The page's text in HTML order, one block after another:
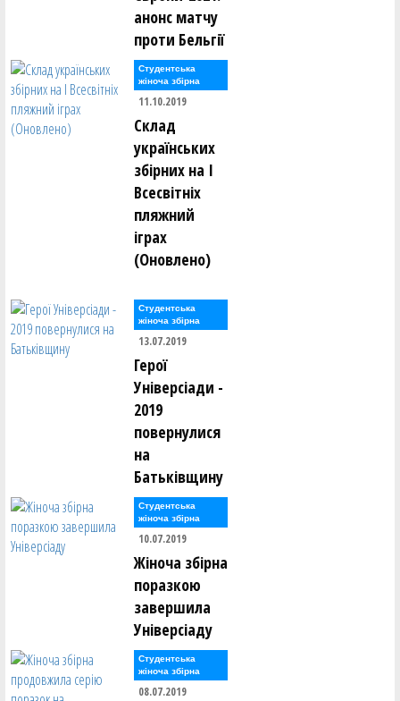
анонс матчу
проти Бельгії
Студентська
жіноча збірна
11.10.2019
Склад
українських
збірних на І
Всесвітніх
пляжний
іграх
(Оновлено)
Студентська
жіноча збірна
13.07.2019
Герої
Універсіади -
2019
повернулися
на
Батьківщину
Студентська
жіноча збірна
10.07.2019
Жіноча збірна
поразкою
завершила
Універсіаду
Студентська
жіноча збірна
08.07.2019